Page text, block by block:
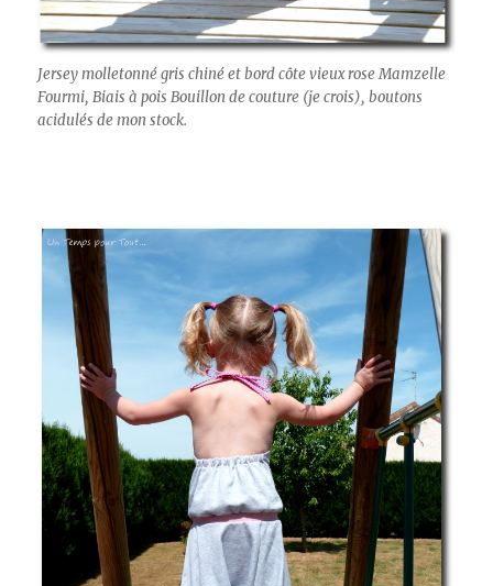
Jersey molletonné gris chiné et bord côte vieux rose Mamzelle
Fourmi, Biais à pois Bouillon de couture (je crois), boutons
acidulés de mon stock.